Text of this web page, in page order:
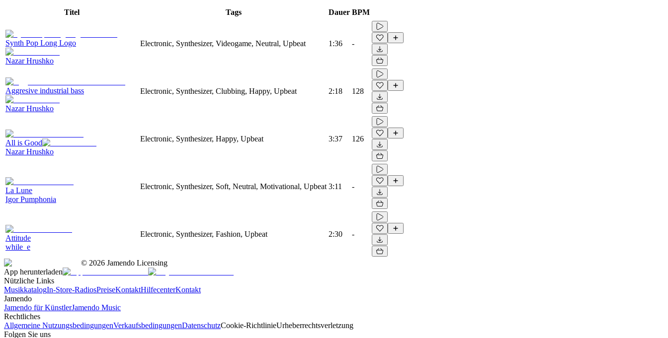
Titel Tags Dauer BPM
Synth Pop Long Logo
Nazar Hrushko
Electronic, Synthesizer, Videogame, Neutral, Upbeat 1:36 -
Aggresive industrial bass
Nazar Hrushko
Electronic, Synthesizer, Clubbing, Happy, Upbeat 2:18 128
All is Good
Nazar Hrushko
Electronic, Synthesizer, Happy, Upbeat 3:37 126
La Lune
Igor Pumphonia
Electronic, Synthesizer, Soft, Neutral, Motivational, Upbeat 3:11 -
Attitude
while_e
Electronic, Synthesizer, Fashion, Upbeat 2:30 -
© 2026 Jamendo Licensing
App herunterladen
Nützliche Links
MusikkatalogIn-Store-RadiosPreiseKontaktHilfecenterKontakt
Jamendo
Jamendo für KünstlerJamendo Music
Rechtliches
Allgemeine NutzungsbedingungenVerkaufsbedingungenDatenschutzCookie-RichtlinieUrheberrechtsverletzung
Folgen Sie uns